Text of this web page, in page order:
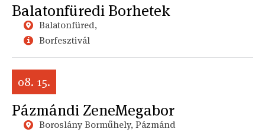
Balatonfüredi Borhetek
Balatonfüred,
Borfesztivál
08. 15.
Pázmándi ZeneMegabor
Boroslány Borműhely, Pázmánd